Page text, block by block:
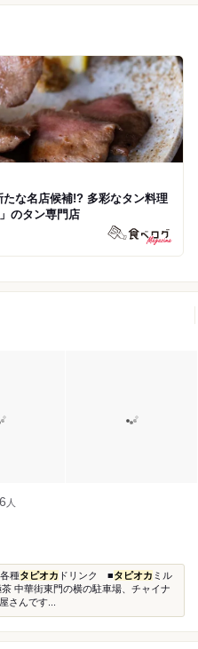
たな名店候補!? 多彩なタン料理
のタン専門店
人
種タピオカ ドリンク ■タピオカ ミル
中華街東門の横の駐車場、チャイナ
さんです...